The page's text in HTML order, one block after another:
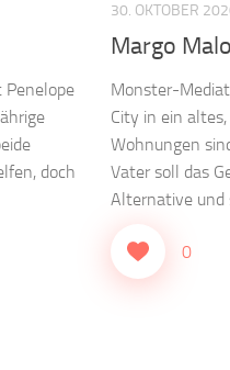
Penelope
doch
30. OKTOBER
Margo
Monster-
City in ein
Wohnungen
Vater soll das
Alternative und
0